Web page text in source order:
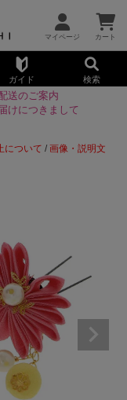
ガイド 検索
送のご案内
けにつきまして
について /画像・説明文